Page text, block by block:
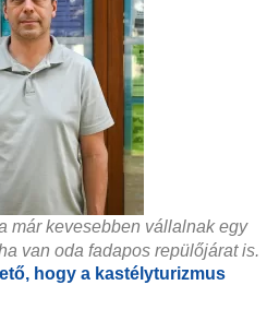
már kevesebben vállalnak egy
van oda fadapos repülőjárat is.
hogy a kastélyturizmus